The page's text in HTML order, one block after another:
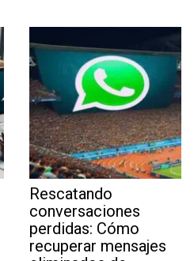
Rescatando
conversaciones
perdidas: Cómo
recuperar mensajes